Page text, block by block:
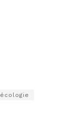
écologie